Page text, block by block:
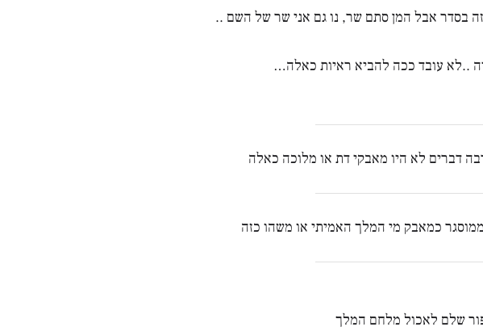
בסדר אבל המן סתם שר, נו גם אני שר של השם ..
..לא עובד ככה להביא ראיות כאלה…
דברים לא היו מאבקי דת או מלוכה כאלה
כמאבק מי המלך האמיתי או משהו כזה
שלם לאכול מלחם המלך